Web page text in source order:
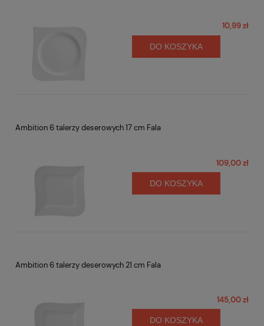
10,99 zł
DO KOSZYKA
Ambition 6 talerzy deserowych 17 cm Fala
109,00 zł
DO KOSZYKA
Ambition 6 talerzy deserowych 21 cm Fala
145,00 zł
DO KOSZYKA